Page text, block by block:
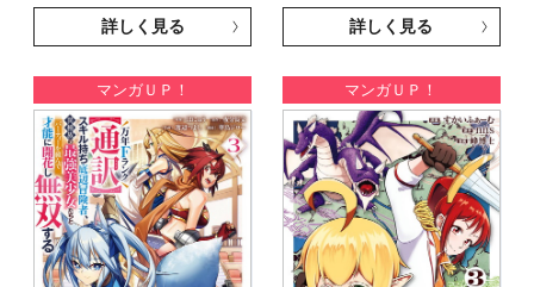
詳しく見る
詳しく見る
マンガＵＰ！ マンガＵＰ！